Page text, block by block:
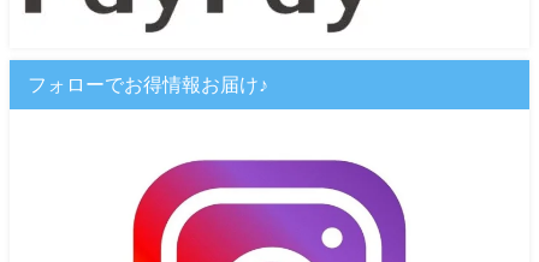
フォローでお得情報お届け♪